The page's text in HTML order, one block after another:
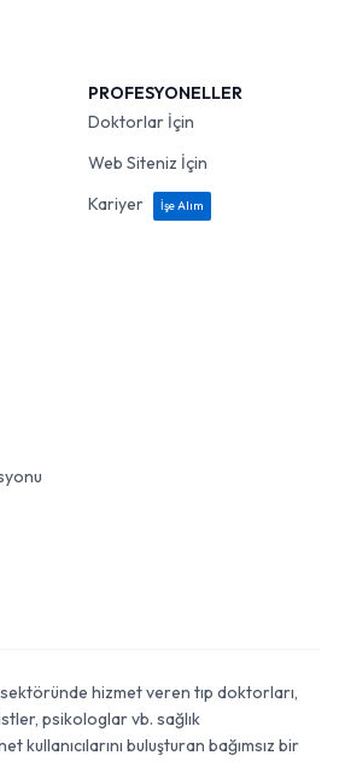
PROFESYONELLER
Doktorlar İçin
Web Siteniz İçin
Kariyer
İşe Alım
hizmet veren tıp doktorları,
psikologlar vb. sağlık
buluşturan bağımsız bir